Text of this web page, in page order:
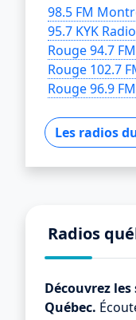
98.5 FM
95.7 KYK
Rouge 94.7
Rouge 102.7
Rouge 96.9
Les radios
Radios
Découvrez
Québec.